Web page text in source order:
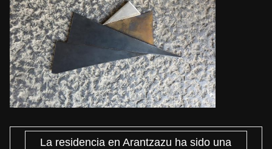
La residencia en Arantzazu ha sido una